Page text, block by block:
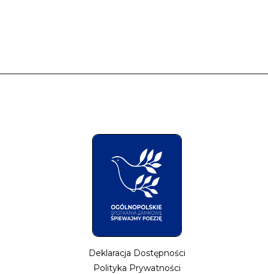
Deklaracja Dostępności
Polityka Prywatności